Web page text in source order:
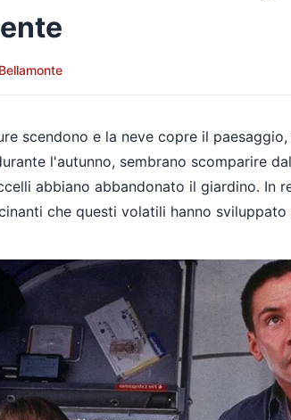
scendono e la neve copre il
l'autunno, sembrano scomparire
abbiano abbandonato il giardino.
che questi volatili hanno sviluppato